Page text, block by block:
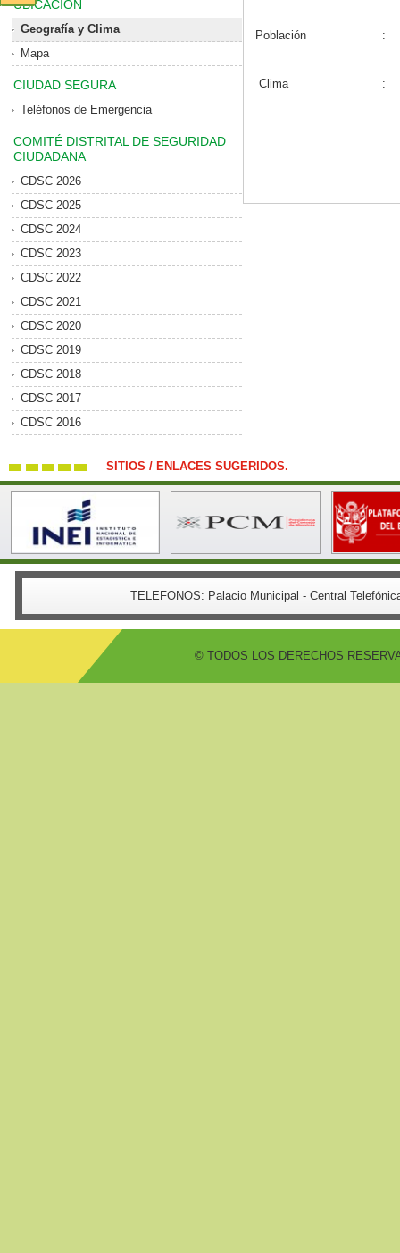
UBICACIÓN
Geografía y Clima
Mapa
CIUDAD SEGURA
Teléfonos de Emergencia
COMITÉ DISTRITAL DE SEGURIDAD
CIUDADANA
CDSC 2026
CDSC 2025
CDSC 2024
CDSC 2023
CDSC 2022
CDSC 2021
CDSC 2020
CDSC 2019
CDSC 2018
CDSC 2017
CDSC 2016
Población :
Clima :
SITIOS / ENLACES SUGERIDOS.
TELEFONOS: Palacio Municipal - Central
© TODOS LOS DERECHOS